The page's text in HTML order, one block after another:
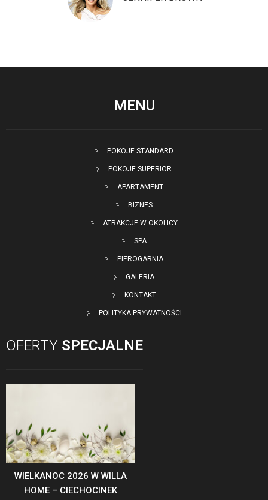
MENU
POKOJE STANDARD
POKOJE SUPERIOR
APARTAMENT
BIZNES
ATRAKCJE W OKOLICY
SPA
PIEROGARNIA
GALERIA
KONTAKT
POLITYKA PRYWATNOŚCI
OFERTY SPECJALNE
WIELKANOC 2026 W WILLA
HOME – CIECHOCINEK